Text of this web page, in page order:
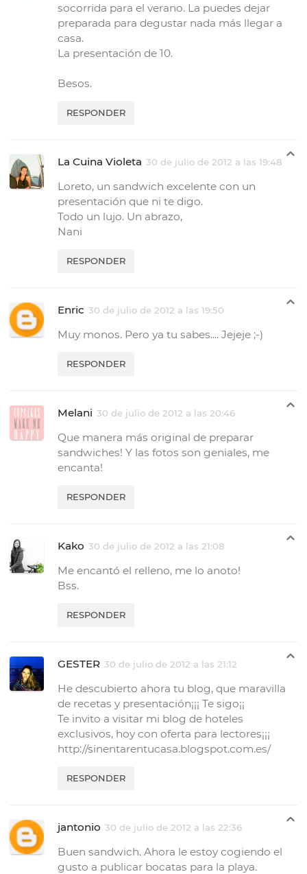
socorrida para el verano. La puedes dejar
preparada para degustar nada más llegar a
casa.
La presentación de 10.
Besos.
RESPONDER
La Cuina Violeta 30 de julio de 2012 a las 19:48
Loreto, un sandwich excelente con un
presentación que ni te digo.
Todo un lujo. Un abrazo,
Nani
RESPONDER
Enric 30 de julio de 2012 a las 19:50
Muy monos. Pero ya tu sabes.... Jejeje ;-)
RESPONDER
Melani 30 de julio de 2012 a las 20:46
Que manera más original de preparar
sandwiches! Y las fotos son geniales, me
encanta!
RESPONDER
Kako 30 de julio de 2012 a las 21:08
Me encantó el relleno, me lo anoto!
Bss.
RESPONDER
GESTER 30 de julio de 2012 a las 21:12
He descubierto ahora tu blog, que maravilla
de recetas y presentación¡¡¡ Te sigo¡¡
Te invito a visitar mi blog de hoteles
exclusivos, hoy con oferta para lectores¡¡¡
http://sinentarentucasa.blogspot.com.es/
RESPONDER
jantonio 30 de julio de 2012 a las 22:36
Buen sandwich. Ahora le estoy cogiendo el
gusto a publicar bocatas para la playa.